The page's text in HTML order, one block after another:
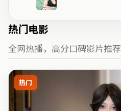
热门电影
全网热播，高分口碑影片推荐
热门